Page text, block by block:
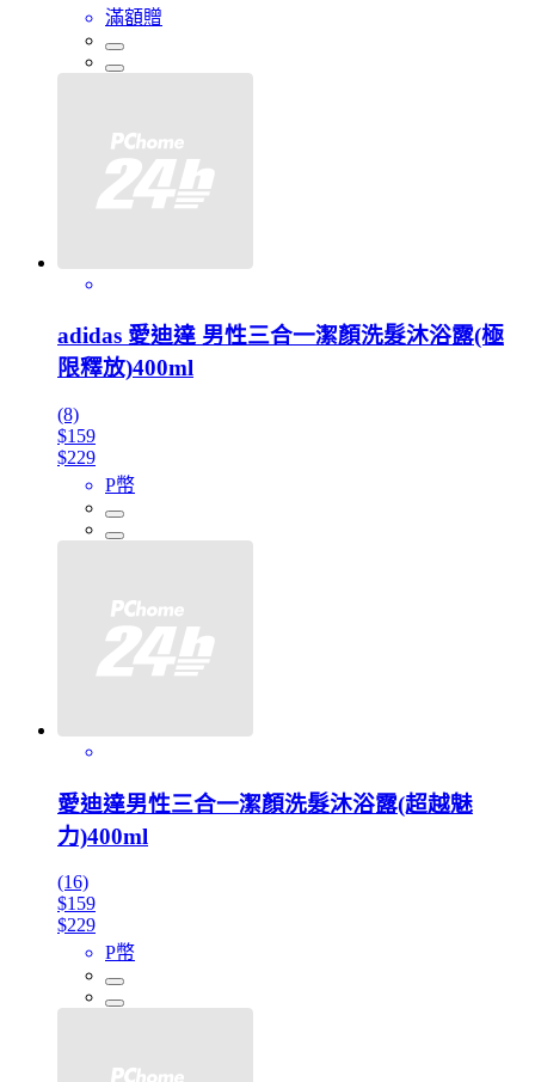
滿額贈
adidas 愛迪達 男性三合一潔顏洗髮沐浴露(極
限釋放)400ml
(8)
$159
$229
P幣
愛迪達男性三合一潔顏洗髮沐浴露(超越魅
力)400ml
(16)
$159
$229
P幣